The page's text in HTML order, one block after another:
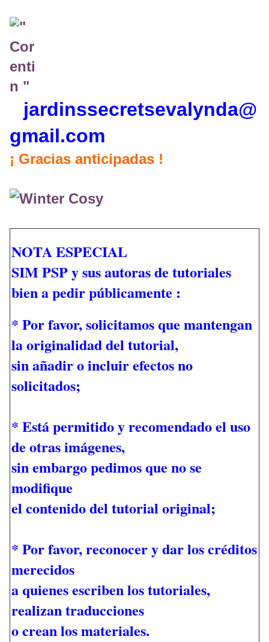
jardinssecretsevalynda@
gmail.com
¡ Gracias anticipadas !
NOTA ESPECIAL
SIM PSP y sus autoras de tutoriales
bien a pedir públicamente :
* Por favor, solicitamos que mantengan
la originalidad del tutorial,
sin añadir o incluir efectos no
solicitados;
* Está permitido y recomendado el uso
de otras imágenes,
sin embargo pedimos que no se
modifique
el contenido del tutorial original;
* Por favor, reconocer y dar los créditos
merecidos
a quienes escriben los tutoriales,
realizan traducciones
o crean los materiales.